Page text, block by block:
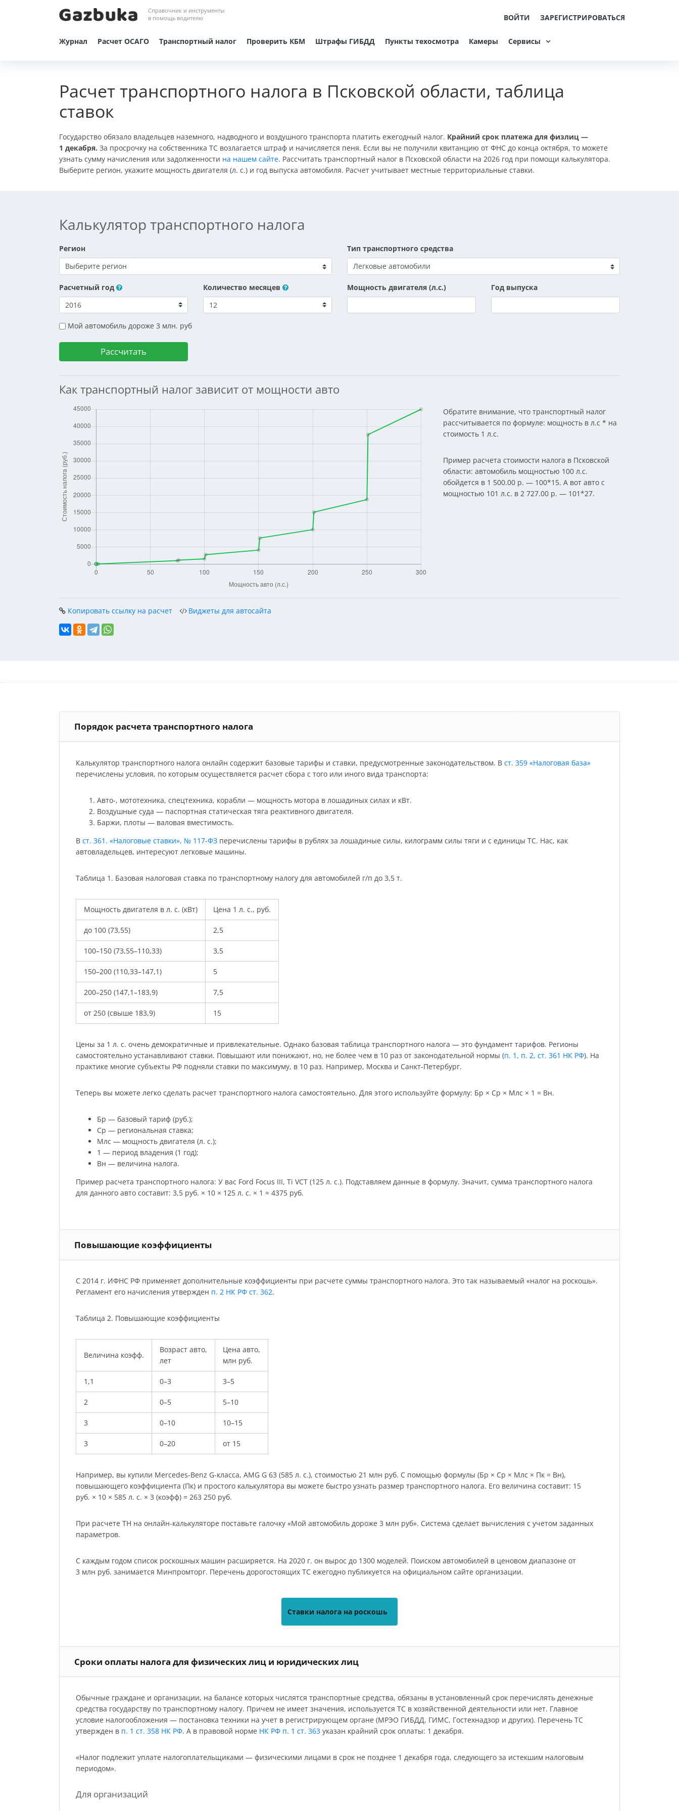
Справочник и инструменты
в помощь водителю
ВОЙТИ ЗАРЕГИСТРИРОВАТЬСЯ
Журнал Расчет ОСАГО Транспортный налог Проверить КБМ Штрафы ГИБДД Пункты техосмотра Камеры Сервисы
Расчет транспортного налога в Псковской области, таблица
ставок
Государство обязало владельцев наземного, надводного и воздушного транспорта платить ежегодный налог. Крайний срок платежа для физлиц —
1 декабря. За просрочку на собственника ТС возлагается штраф и начисляется пеня. Если вы не получили квитанцию от ФНС до конца октября, то можете
узнать сумму начисления или задолженности на нашем сайте. Рассчитать транспортный налог в Псковской области на 2026 год при помощи калькулятора.
Выберите регион, укажите мощность двигателя (л. с.) и год выпуска автомобиля. Расчет учитывает местные территориальные ставки.
Калькулятор транспортного налога
Регион Тип транспортного средства
Расчетный год Количество месяцев Мощность двигателя (л.с.) Год выпуска
Мой автомобиль дороже 3 млн. руб
Как транспортный налог зависит от мощности авто
Обратите внимание, что транспортный налог
рассчитывается по формуле: мощность в л.с * на
стоимость 1 л.с.
Пример расчета стоимости налога в Псковской
области: автомобиль мощностью 100 л.с.
обойдется в 1 500.00 р. — 100*15. А вот авто с
мощностью 101 л.с. в 2 727.00 р. — 101*27.
Копировать ссылку на расчет Виджеты для автосайта
Порядок расчета транспортного налога
Калькулятор транспортного налога онлайн содержит базовые тарифы и ставки, предусмотренные законодательством. В ст. 359 «Налоговая база»
перечислены условия, по которым осуществляется расчет сбора с того или иного вида транспорта:
Авто-, мототехника, спецтехника, корабли — мощность мотора в лошадиных силах и кВт.
Воздушные суда — паспортная статическая тяга реактивного двигателя.
Баржи, плоты — валовая вместимость.
В ст. 361. «Налоговые ставки», № 117-ФЗперечислены тарифы в рублях за лошадиные силы, килограмм силы тяги и с единицы ТС. Нас, как
автовладельцев, интересуют легковые машины.
Таблица 1. Базовая налоговая ставка по транспортному налогу для автомобилей г/п до 3,5 т.
Мощность двигателя в л. с. (кВт) Цена 1 л. с., руб.
до 100 (73,55) 2,5
100–150 (73,55–110,33) 3,5
150–200 (110,33–147,1) 5
200–250 (147,1–183,9) 7,5
от 250 (свыше 183,9) 15
Цены за 1 л. с. очень демократичные и привлекательные. Однако базовая таблица транспортного налога — это фундамент тарифов. Регионы
самостоятельно устанавливают ставки. Повышают или понижают, но, не более чем в 10 раз от законодательной нормы (п. 1, п. 2, ст. 361 НК РФ). На
практике многие субъекты РФ подняли ставки по максимуму, в 10 раз. Например, Москва и Санкт-Петербург.
Теперь вы можете легко сделать расчет транспортного налога самостоятельно. Для этого используйте формулу: Бр × Ср × Млс × 1 = Вн.
Бр — базовый тариф (руб.);
Ср — региональная ставка;
Млс — мощность двигателя (л. с.);
1 — период владения (1 год);
Вн — величина налога.
Пример расчета транспортного налога: У вас Ford Focus III, Ti VCT (125 л. с.). Подставляем данные в формулу. Значит, сумма транспортного налога
для данного авто составит: 3,5 руб. × 10 × 125 л. с. × 1 = 4375 руб.
Повышающие коэффициенты
С 2014 г. ИФНС РФ применяет дополнительные коэффициенты при расчете суммы транспортного налога. Это так называемый «налог на роскошь».
Регламент его начисления утвержден п. 2 НК РФ ст. 362.
Таблица 2. Повышающие коэффициенты
Величина коэфф.
Возраст авто,
лет
Цена авто,
млн руб.
1,1 0–3 3–5
2 0–5 5–10
3 0–10 10–15
3 0–20 от 15
Например, вы купили Mercedes-Benz G-класса, AMG G 63 (585 л. с.), стоимостью 21 млн руб. С помощью формулы (Бр × Ср × Млс × Пк = Вн),
повышающего коэффициента (Пк) и простого калькулятора вы можете быстро узнать размер транспортного налога. Его величина составит: 15
руб. × 10 × 585 л. с. × 3 (коэфф) = 263 250 руб.
При расчете ТН на онлайн-калькуляторе поставьте галочку «Мой автомобиль дороже 3 млн руб». Система сделает вычисления с учетом заданных
параметров.
С каждым годом список роскошных машин расширяется. На 2020 г. он вырос до 1300 моделей. Поиском автомобилей в ценовом диапазоне от
3 млн руб. занимается Минпромторг. Перечень дорогостоящих ТС ежегодно публикуется на официальном сайте организации.
Ставки налога на роскошь
Сроки оплаты налога для физических лиц и юридических лиц
Обычные граждане и организации, на балансе которых числятся транспортные средства, обязаны в установленный срок перечислять денежные
средства государству по транспортному налогу. Причем не имеет значения, используется ТС в хозяйственной деятельности или нет. Главное
условие налогообложения — постановка техники на учет в регистрирующем органе (МРЭО ГИБДД, ГИМС, Гостехнадзор и других). Перечень ТС
утвержден в п. 1 ст. 358 НК РФ. А в правовой норме НК РФ п. 1 ст. 363указан крайний срок оплаты: 1 декабря.
«Налог подлежит уплате налогоплательщиками — физическими лицами в срок не позднее 1 декабря года, следующего за истекшим налоговым
периодом».
Для организаций